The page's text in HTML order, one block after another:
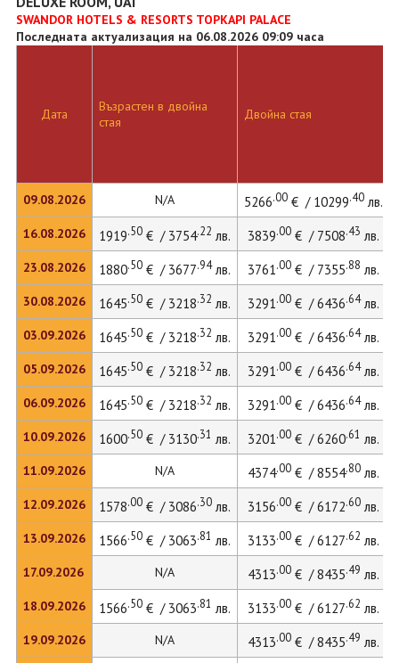
SWANDOR HOTELS & RESORTS TOPKAPI PALACE
Последната актуализация на 06.08.2026 09:09 часа
Дата
09.08.2026
16.08.2026
23.08.2026
30.08.2026
03.09.2026
05.09.2026
06.09.2026
10.09.2026
11.09.2026
12.09.2026
13.09.2026
17.09.2026
18.09.2026
19.09.2026
Възрастен в двойна
стая
Двойна стая
N/A 5266.00€ / 10299.40лв.
1919.50€ / 3754.22 лв. 3839.00€ / 7508.43 лв.
1880.50€ / 3677.94лв. 3761.00€ / 7355.88 лв.
1645.50€ / 3218.32 лв. 3291.00€ / 6436.64лв.
1645.50€ / 3218.32 лв. 3291.00€ / 6436.64лв.
1645.50€ / 3218.32 лв. 3291.00€ / 6436.64лв.
1645.50€ / 3218.32 лв. 3291.00€ / 6436.64лв.
1600.50€ / 3130.31 лв. 3201.00€ / 6260.61 лв.
N/A 4374.00€ / 8554.80лв.
1578.00€ / 3086.30лв. 3156.00€ / 6172.60лв.
1566.50€ / 3063.81 лв. 3133.00€ / 6127.62 лв.
N/A 4313.00€ / 8435.49 лв.
1566.50€ / 3063.81 лв. 3133.00€ / 6127.62 лв.
N/A 4313.00€ / 8435.49 лв.